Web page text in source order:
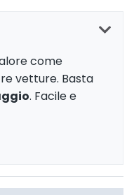
come
vetture. Basta
. Facile e